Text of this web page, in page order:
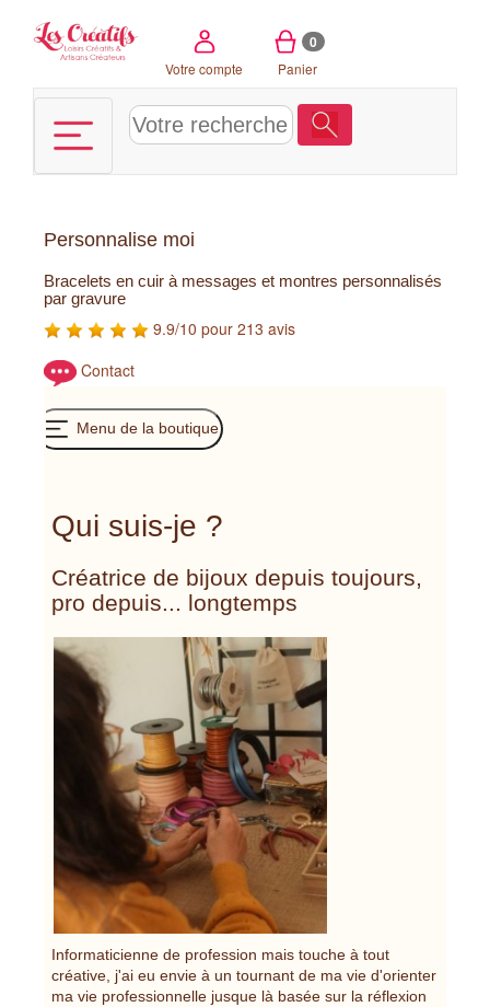
Votre compte
0
Panier
Personnalise moi
Bracelets en cuir à messages et montres personnalisés
par gravure
9.9/10 pour 213 avis
Contact
Menu de la boutique
Qui suis-je ?
Créatrice de bijoux depuis toujours,
pro depuis... longtemps
Informaticienne de profession mais touche à tout
créative, j'ai eu envie à un tournant de ma vie d'orienter
ma vie professionnelle jusque là basée sur la réflexion